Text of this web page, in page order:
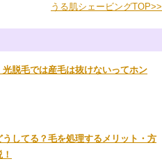
うる肌シェービングTOP>>
脱毛では産毛は抜けないってホン
うしてる？毛を処理するメリット・方